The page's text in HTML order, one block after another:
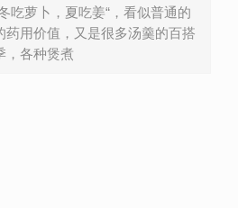
吃萝卜，夏吃姜“，看似普通的
药用价值，又是很多汤羹的百搭
，各种煲煮